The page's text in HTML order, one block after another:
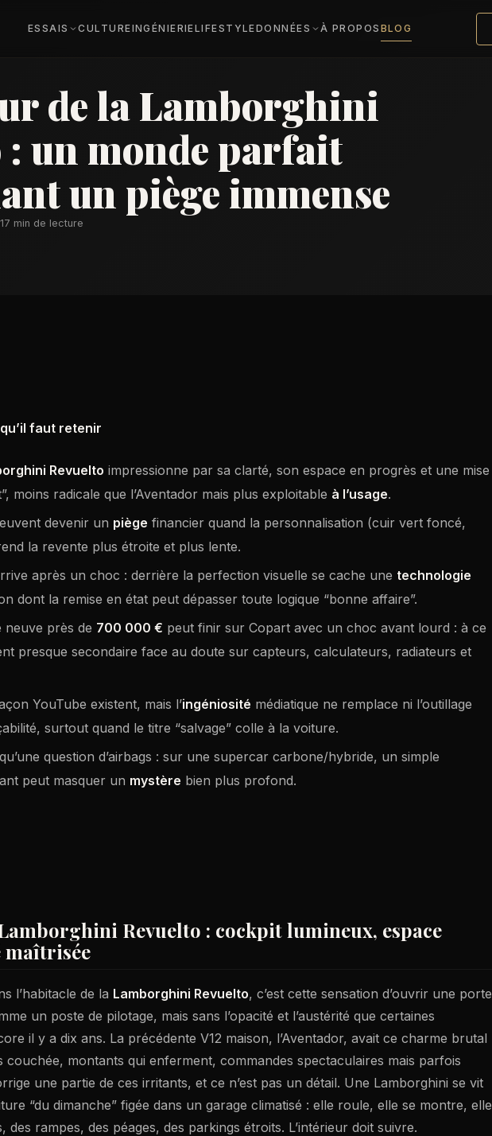
ESSAIS CULTUREINGÉNIERIELIFESTYLEDONNÉES À PROPOS BLOG
de la Lamborghini
: un monde parfait
un piège immense
17 min de lecture
faut retenir
Revuelto impressionne par sa clarté, son espace en progrès et une mise
moins radicale que l’Aventador mais plus exploitable à l’usage.
devenir un piège financier quand la personnalisation (cuir vert foncé,
la revente plus étroite et plus lente.
après un choc : derrière la perfection visuelle se cache une technologie
dont la remise en état peut dépasser toute logique “bonne affaire”.
neuve près de 700 000 € peut finir sur Copart avec un choc avant lourd : à ce
presque secondaire face au doute sur capteurs, calculateurs, radiateurs et
YouTube existent, mais l’ingéniosité médiatique ne remplace ni l’outillage
surtout quand le titre “salvage” colle à la voiture.
qu’une question d’airbags : sur une supercar carbone/hybride, un simple
peut masquer un mystère bien plus profond.
Revuelto : cockpit lumineux, espace
maîtrisée
l’habitacle de la Lamborghini Revuelto, c’est cette sensation d’ouvrir une porte
un poste de pilotage, mais sans l’opacité et l’austérité que certaines
il y a dix ans. La précédente V12 maison, l’Aventador, avait ce charme brutal
couchée, montants qui enferment, commandes spectaculaires mais parfois
une partie de ces irritants, et ce n’est pas un détail. Une Lamborghini se vit
“du dimanche” figée dans un garage climatisé : elle roule, elle se montre, elle
rampes, des péages, des parkings étroits. L’intérieur doit suivre.